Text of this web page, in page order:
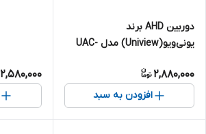
دوربین AHD برند
یونی‌ویو(Uniview) مدل UAC-
2,880,000
افزودن به سبد
2,580,000